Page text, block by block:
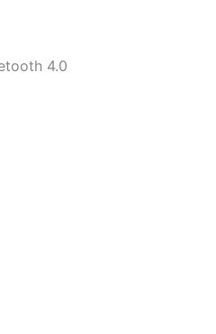
4.0